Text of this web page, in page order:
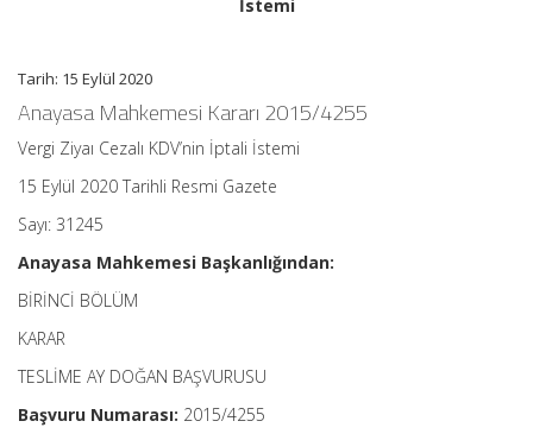
İstemi
Tarih: 15 Eylül 2020
Anayasa Mahkemesi Kararı 2015/4255
Vergi Ziyaı Cezalı KDV’nin İptali İstemi
15 Eylül 2020 Tarihli Resmi Gazete
Sayı: 31245
Anayasa Mahkemesi Başkanlığından:
BİRİNCİ BÖLÜM
KARAR
TESLİME AY DOĞAN BAŞVURUSU
Başvuru Numarası: 2015/4255